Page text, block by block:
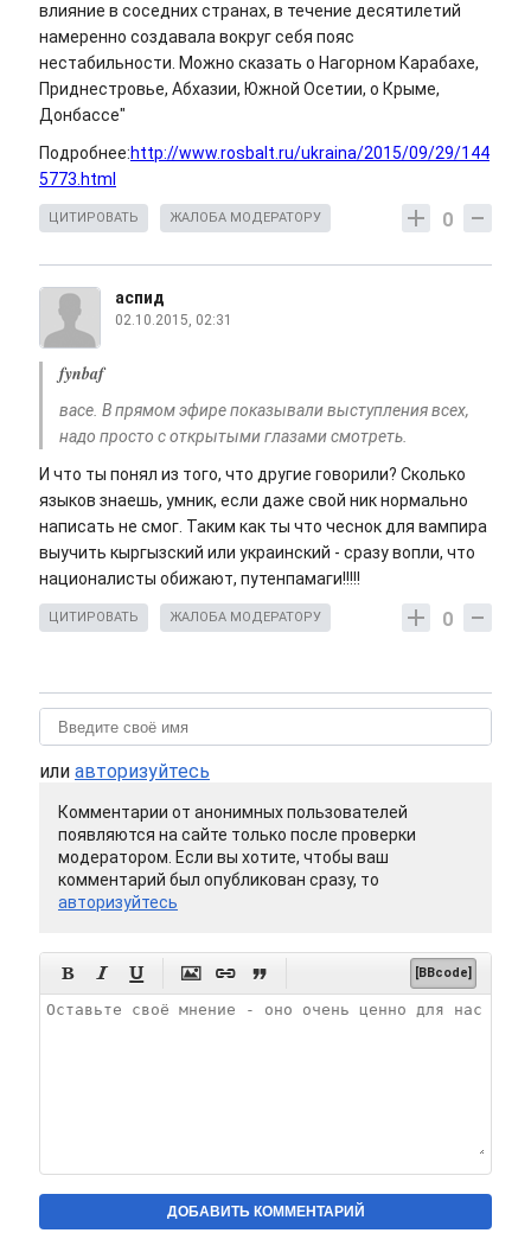
влияние в соседних странах, в течение десятилетий
намеренно создавала вокруг себя пояс
нестабильности. Можно сказать о Нагорном Карабахе,
Приднестровье, Абхазии, Южной Осетии, о Крыме,
Донбассе"
Подробнее:http://www.rosbalt.ru/ukraina/2015/09/29/144
5773.html
0
ЦИТИРОВАТЬ ЖАЛОБА МОДЕРАТОРУ
аспид
02.10.2015, 02:31
fynbaf
васе. В прямом эфире показывали выступления всех,
надо просто с открытыми глазами смотреть.
И что ты понял из того, что другие говорили? Сколько
языков знаешь, умник, если даже свой ник нормально
написать не смог. Таким как ты что чеснок для вампира
выучить кыргызский или украинский - сразу вопли, что
националисты обижают, путенпамаги!!!!!
0
ЦИТИРОВАТЬ ЖАЛОБА МОДЕРАТОРУ
или авторизуйтесь
Комментарии от анонимных пользователей
появляются на сайте только после проверки
модератором. Если вы хотите, чтобы ваш
комментарий был опубликован сразу, то
авторизуйтесь
      [BBcode]